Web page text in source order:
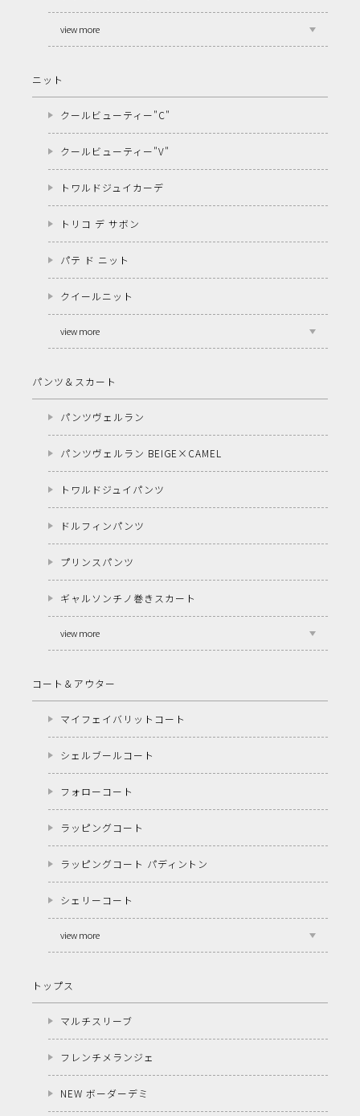
view more
ニット
クールビューティー"C"
クールビューティー"V"
トワルドジュイカーデ
トリコ デ サボン
パテ ド ニット
クイールニット
view more
パンツ＆スカート
パンツヴェルラン
パンツヴェルラン BEIGE×CAMEL
トワルドジュイパンツ
ドルフィンパンツ
プリンスパンツ
ギャルソンチノ巻きスカート
view more
コート＆アウター
マイフェイバリットコート
シェルブールコート
フォローコート
ラッピングコート
ラッピングコート パディントン
シェリーコート
view more
トップス
マルチスリーブ
フレンチメランジェ
NEW ボーダーデミ